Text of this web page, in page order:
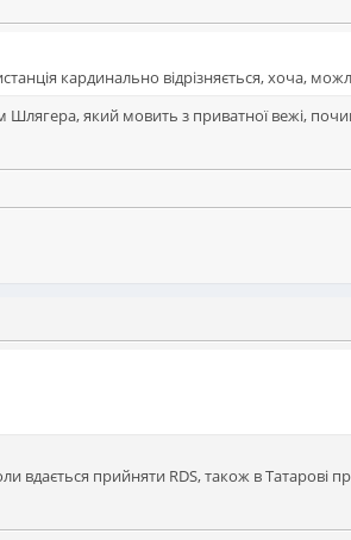
кардинально відрізняється, хоча,
який мовить з приватної вежі,
вдається прийняти RDS, також в